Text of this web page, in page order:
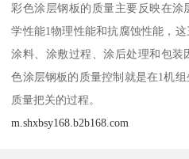
彩色涂层钢板的质量主要反映在涂
学性能1物理性能和抗腐蚀性能，这
涂料、涂敷过程、涂后处理和包
色涂层钢板的质量控制就是在1机
质量把关的过程。
m.shxbsy168.b2b168.com